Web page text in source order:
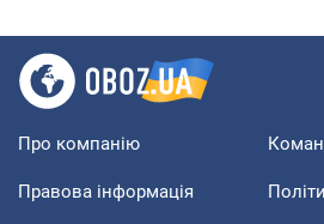
Про компанію
Правова інформація